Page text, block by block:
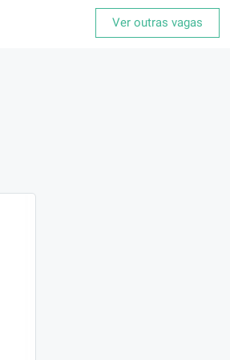
Ver outras vagas